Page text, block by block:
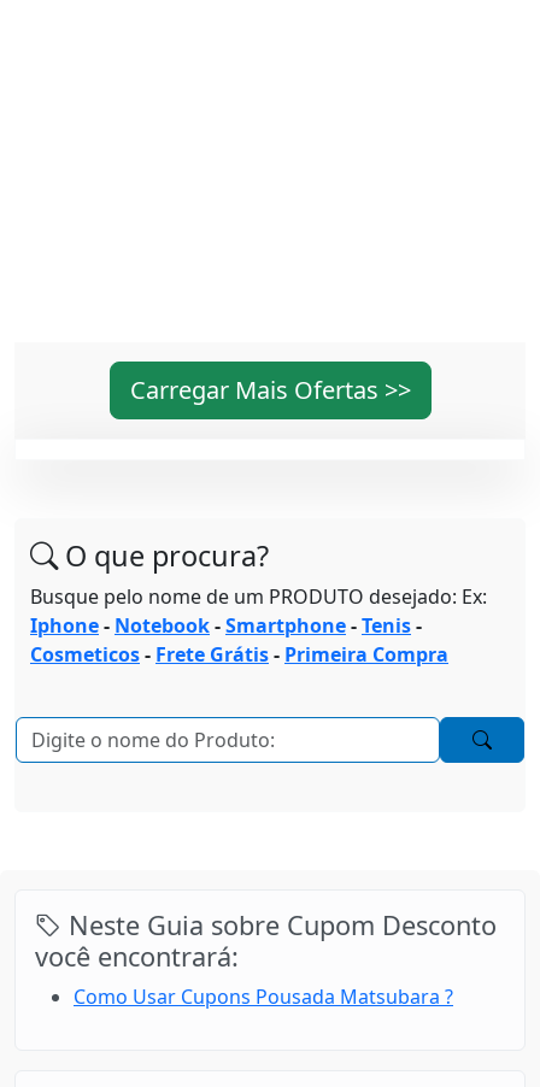
Carregar Mais Ofertas >>
O que procura?
Busque pelo nome de um PRODUTO desejado: Ex:
Iphone- Notebook-Smartphone-Tenis-
Cosmeticos- Frete Grátis- Primeira Compra
Neste Guia sobre Cupom Desconto
você encontrará:
Como Usar Cupons Pousada Matsubara ?